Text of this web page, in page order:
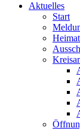
Aktuelles
Start